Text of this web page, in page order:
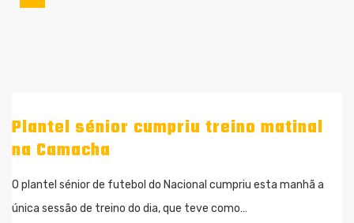
Plantel sénior cumpriu treino matinal
na Camacha
O plantel sénior de futebol do Nacional cumpriu esta manhã a
única sessão de treino do dia, que teve como…